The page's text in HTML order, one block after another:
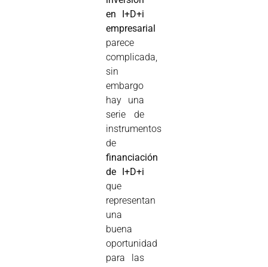
en I+D+i
empresarial
parece
complicada,
sin
embargo
hay una
serie de
instrumentos
de
financiación
de I+D+i
que
representan
una
buena
oportunidad
para las